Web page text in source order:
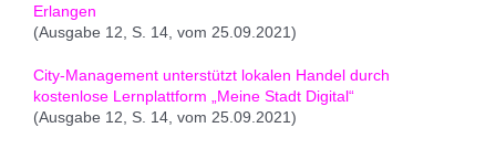
Erlangen
(Ausgabe 12, S. 14, vom 25.09.2021)
City-Management unterstützt lokalen Handel durch
kostenlose Lernplattform „Meine Stadt Digital“
(Ausgabe 12, S. 14, vom 25.09.2021)